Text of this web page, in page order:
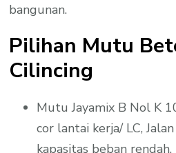
bangunan.
Pilihan Mutu
Cilincing
Mutu Jayamix B Nol K
cor lantai kerja/ LC,
kapasitas beban